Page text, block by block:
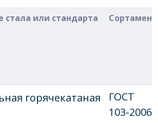
стала или стандарта Сортамент
горячекатаная
ГОСТ
103-2006